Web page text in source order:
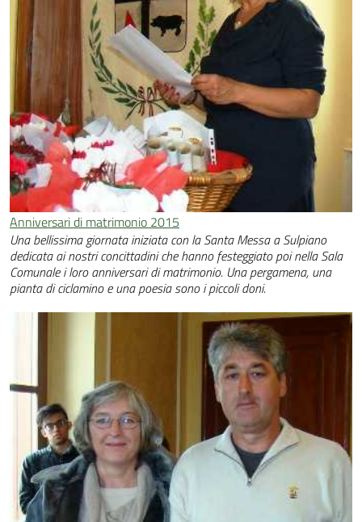
Anniversari di matrimonio 2015
Una bellissima giornata iniziata con la Santa Messa a Sulpiano
dedicata ai nostri concittadini che hanno festeggiato poi nella Sala
Comunale i loro anniversari di matrimonio. Una pergamena, una
pianta di ciclamino e una poesia sono i piccoli doni.